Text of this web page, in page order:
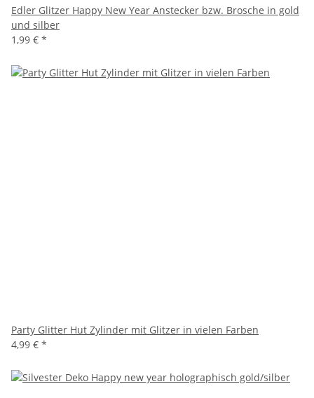
Edler Glitzer Happy New Year Anstecker bzw. Brosche in gold
und silber
1,99 € *
Party Glitter Hut Zylinder mit Glitzer in vielen Farben
4,99 € *